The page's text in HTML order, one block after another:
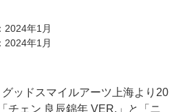
2024年1月
2024年1月
ッドスマイルアーツ上海より20
チェン 良辰錦年 VER.」と「ニ